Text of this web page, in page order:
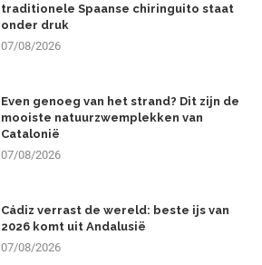
traditionele Spaanse chiringuito staat
onder druk
07/08/2026
Even genoeg van het strand? Dit zijn de
mooiste natuurzwemplekken van
Catalonië
07/08/2026
Cádiz verrast de wereld: beste ijs van
2026 komt uit Andalusië
07/08/2026